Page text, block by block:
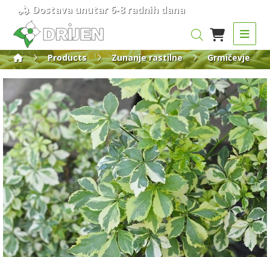
Dostava unutar 6-8 radnih dana
Products Zunanje rastilne Grmičevje